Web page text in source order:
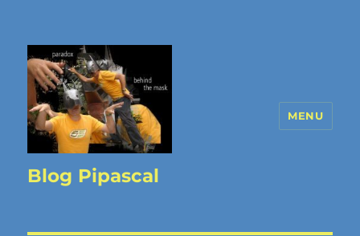
Blog Pipascal
MENU